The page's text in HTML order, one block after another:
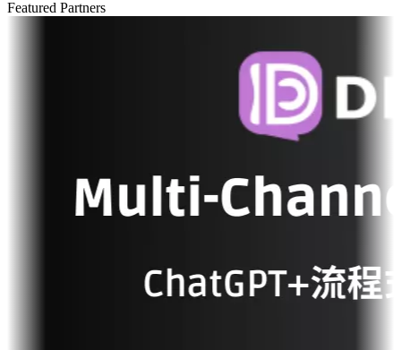
Featured Partners